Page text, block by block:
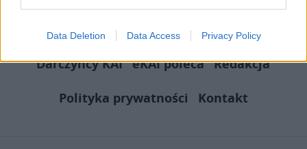
Data Deletion Data Access Privacy Policy
Serwisy Reklama
Centrum Medialne
Darczyńcy KAI eKAI poleca Redakcja
Polityka prywatności
Kontakt